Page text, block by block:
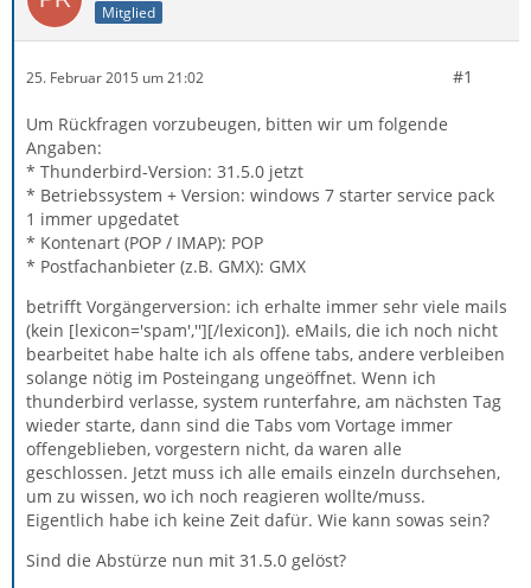
Mitglied
25. Februar 2015 um 21:02 #1
Um Rückfragen vorzubeugen, bitten wir um folgende
Angaben:
* Thunderbird-Version: 31.5.0 jetzt
* Betriebssystem + Version: windows 7 starter service pack
1 immer upgedatet
* Kontenart (POP / IMAP): POP
* Postfachanbieter (z.B. GMX): GMX
betrifft Vorgängerversion: ich erhalte immer sehr viele mails
(kein [lexicon='spam',''][/lexicon]). eMails, die ich noch nicht
bearbeitet habe halte ich als offene tabs, andere verbleiben
solange nötig im Posteingang ungeöffnet. Wenn ich
thunderbird verlasse, system runterfahre, am nächsten Tag
wieder starte, dann sind die Tabs vom Vortage immer
offengeblieben, vorgestern nicht, da waren alle
geschlossen. Jetzt muss ich alle emails einzeln durchsehen,
um zu wissen, wo ich noch reagieren wollte/muss.
Eigentlich habe ich keine Zeit dafür. Wie kann sowas sein?
Sind die Abstürze nun mit 31.5.0 gelöst?